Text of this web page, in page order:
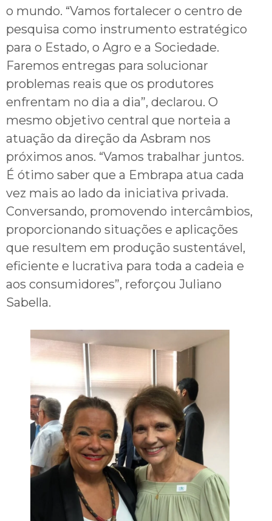
o mundo. “Vamos fortalecer o centro de
pesquisa como instrumento estratégico
para o Estado, o Agro e a Sociedade.
Faremos entregas para solucionar
problemas reais que os produtores
enfrentam no dia a dia”, declarou. O
mesmo objetivo central que norteia a
atuação da direção da Asbram nos
próximos anos. “Vamos trabalhar juntos.
É ótimo saber que a Embrapa atua cada
vez mais ao lado da iniciativa privada.
Conversando, promovendo intercâmbios,
proporcionando situações e aplicações
que resultem em produção sustentável,
eficiente e lucrativa para toda a cadeia e
aos consumidores”, reforçou Juliano
Sabella.